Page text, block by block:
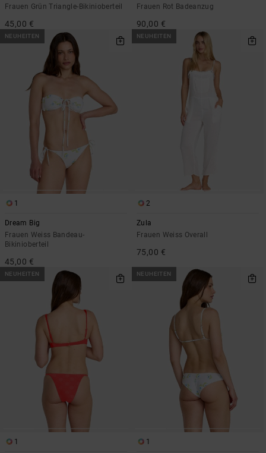
Frauen Grün Triangle-Bikinioberteil
45,00 €
Frauen Rot Badeanzug
90,00 €
NEUHEITEN
1
Dream Big
Frauen Weiss Bandeau-
Bikinioberteil
45,00 €
NEUHEITEN
2
Zula
Frauen Weiss Overall
75,00 €
NEUHEITEN
1
NEUHEITEN
1